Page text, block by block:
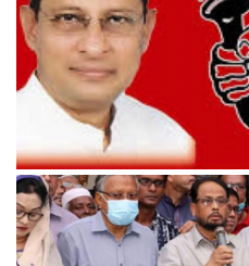
উসকানিদাতাদের বিরুদ্ধে কঠোর